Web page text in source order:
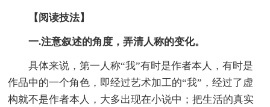
【阅读技法】
一.注意叙述的角度，弄清人称的变化。
具体来说，第一人称“我”有时是作者本人，有时是
作品中的一个角色，即经过艺术加工的“我”，经过了虚
构就不是作者本人，大多出现在小说中；把生活的真实